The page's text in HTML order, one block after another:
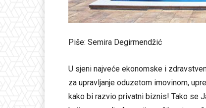
Piše: Semira Degirmendžić
U sjeni najveće ekonomske i
za upravljanje oduzetom imovinom,
kako bi razvio privatni biznis! Tako se